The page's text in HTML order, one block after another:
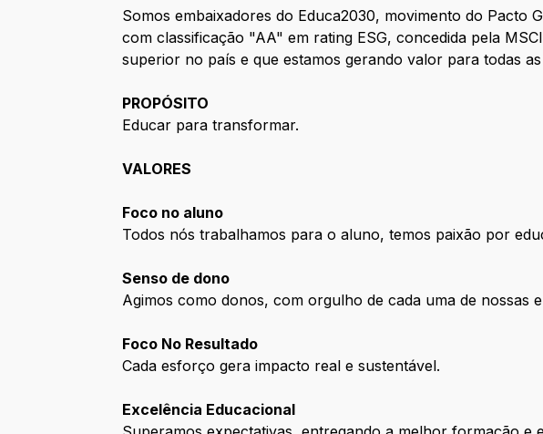
Somos embaixadores do Educa2030, movimento do Pacto
com classificação "AA" em rating ESG, concedida pela
superior no país e que estamos gerando valor para todas
PROPÓSITO
Educar para transformar.
VALORES
Foco no aluno
Todos nós trabalhamos para o aluno, temos paixão por
Senso de dono
Agimos como donos, com orgulho de cada uma de nossas
Foco No Resultado
Cada esforço gera impacto real e sustentável.
Excelência Educacional